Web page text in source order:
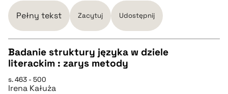
pobierz cytat
BIBTEX
pobierz cytat
Pełny tekst Zacytuj Udostępnij
Badanie struktury języka w dziele
literackim : zarys metody
s. 463 - 500
Irena Kałuża